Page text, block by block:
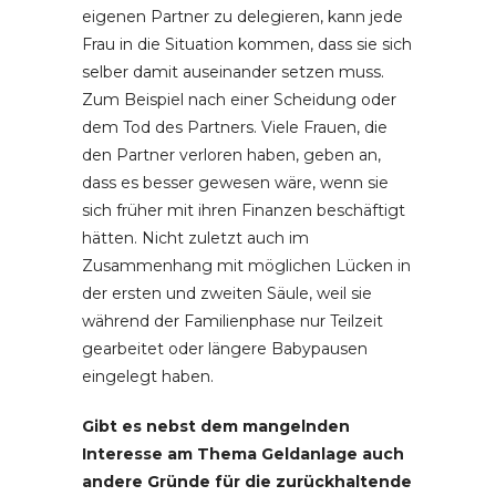
eigenen Partner zu delegieren, kann jede
Frau in die Situation kommen, dass sie sich
selber damit auseinander setzen muss.
Zum Beispiel nach einer Scheidung oder
dem Tod des Partners. Viele Frauen, die
den Partner verloren haben, geben an,
dass es besser gewesen wäre, wenn sie
sich früher mit ihren Finanzen beschäftigt
hätten. Nicht zuletzt auch im
Zusammenhang mit möglichen Lücken in
der ersten und zweiten Säule, weil sie
während der Familienphase nur Teilzeit
gearbeitet oder längere Babypausen
eingelegt haben.
Gibt es nebst dem mangelnden
Interesse am Thema Geldanlage auch
andere Gründe für die zurückhaltende